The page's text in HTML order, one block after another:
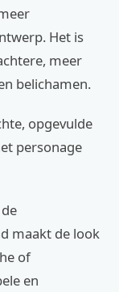
Het is
meer
belichamen.
opgevulde
personage
maakt de look
of
en